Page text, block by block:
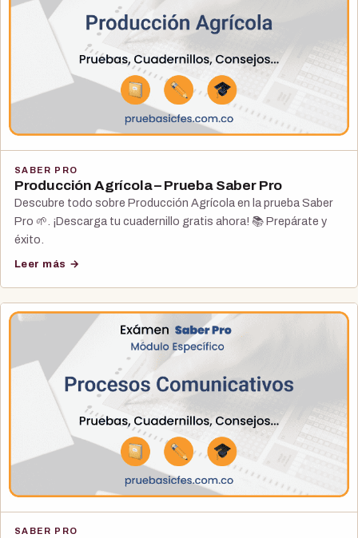
SABER PRO
Producción Agrícola – Prueba Saber Pro
Descubre todo sobre Producción Agrícola en la prueba Saber
Pro 🌱. ¡Descarga tu cuadernillo gratis ahora! 📚 Prepárate y
éxito.
Leer más →
SABER PRO